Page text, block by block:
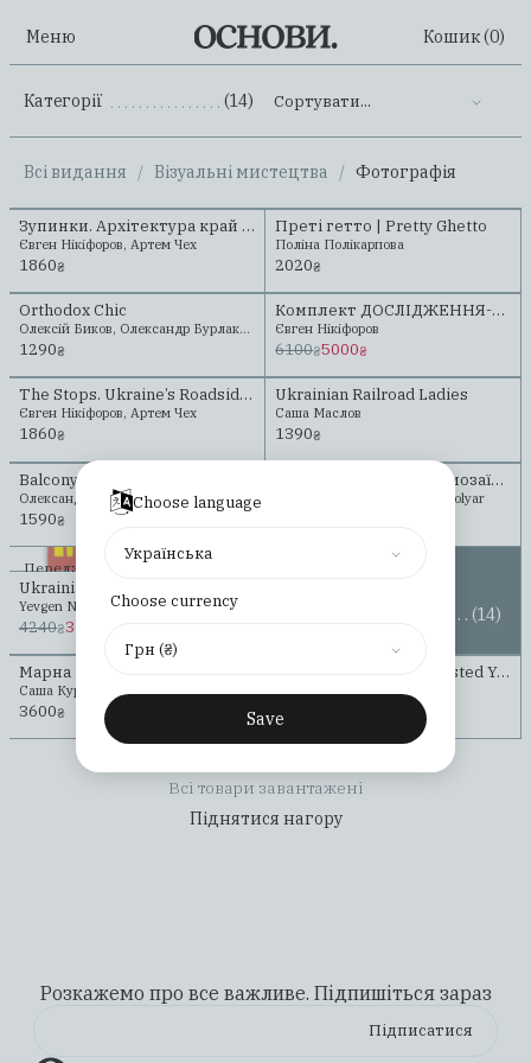
Меню Кошик (0)
Категорії (14) Сортувати...
Всі видання / Візуальні мистецтва / Фотографія
Новинка Зупинки. Архітектура край дороги
Євген Нікіфоров, Артем Чех
1860₴
Преті гетто | Pretty Ghetto
Поліна Полікарпова
2020₴
Orthodox Chic
Олексій Биков, Олександр Бурлака, Саша Курмаз
1290₴
Передзамовлення Комплект ДОСЛІДЖЕННЯ-МАНДРИ
Євген Нікіфоров
6100₴5000₴
Новинка The Stops. Ukraine’s Roadside Architecture
Євген Нікіфоров, Артем Чех
1860₴
Ukrainian Railroad Ladies
Саша Маслов
1390₴
Balcony Chic
Олександр Бурлака
1590₴
Українські радянські мозаїки. Переосмислене
Yevgen Nikiforov, Yevgenia Molyar
Передзамовлення
Yevgen Nikiforov, Yevgenia Molyar
4240₴3600
(14)
Марна молодість | Wasted Youth (v.2)
Саша Курмаз
3600₴
Марна молодість | Wasted Youth (v.1)
3600
Всі товари завантажені
Піднятися нагору
Розкажемо про все важливе. Підпишіться зараз
Choose language
Українська
Choose currency
Грн (₴)
Save